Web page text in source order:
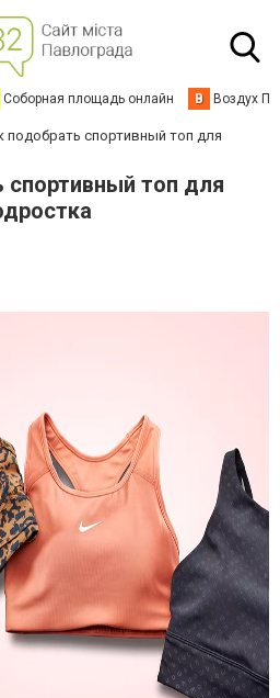
Соборная площадь онлайн В Воздух
подобрать спортивный топ для
спортивный топ для